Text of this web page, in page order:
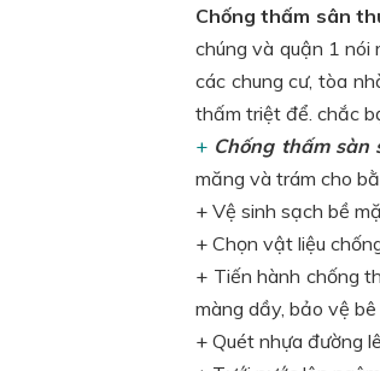
Chống thấm sân
chúng và quận 1 nói
các chung cư, tòa
thấm triệt để. chắc
+ Chống thấm sàn
măng và trám cho
+ Vệ sinh sạch bề
+ Chọn vật liệu
+ Tiến hành chống
màng dầy, bảo vệ
+ Quét nhựa đường